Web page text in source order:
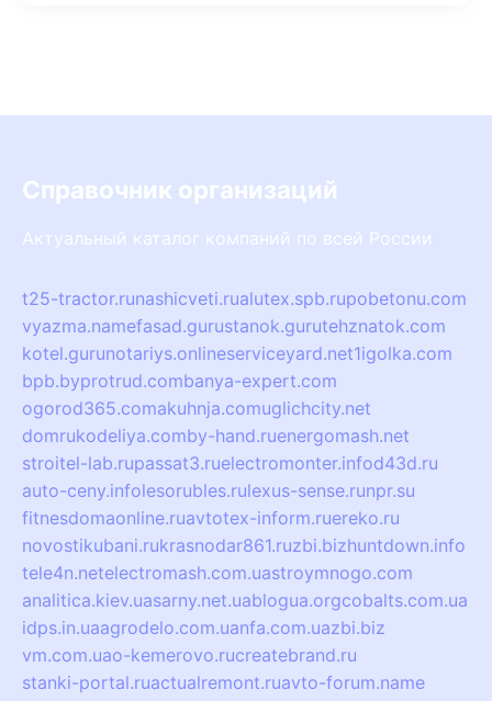
Справочник организаций
Актуальный каталог компаний по всей России
t25-tractor.runashicveti.rualutex.spb.rupobetonu.com
vyazma.namefasad.gurustanok.gurutehznatok.com
kotel.gurunotariys.onlineserviceyard.net1igolka.com
bpb.byprotrud.combanya-expert.com
ogorod365.comakuhnja.comuglichcity.net
domrukodeliya.comby-hand.ruenergomash.net
stroitel-lab.rupassat3.ruelectromonter.infod43d.ru
auto-ceny.infolesorubles.rulexus-sense.runpr.su
fitnesdomaonline.ruavtotex-inform.ruereko.ru
novostikubani.rukrasnodar861.ruzbi.bizhuntdown.info
tele4n.netelectromash.com.uastroymnogo.com
analitica.kiev.uasarny.net.uablogua.orgcobalts.com.ua
idps.in.uaagrodelo.com.uanfa.com.uazbi.biz
vm.com.uao-kemerovo.rucreatebrand.ru
stanki-portal.ruactualremont.ruavto-forum.name